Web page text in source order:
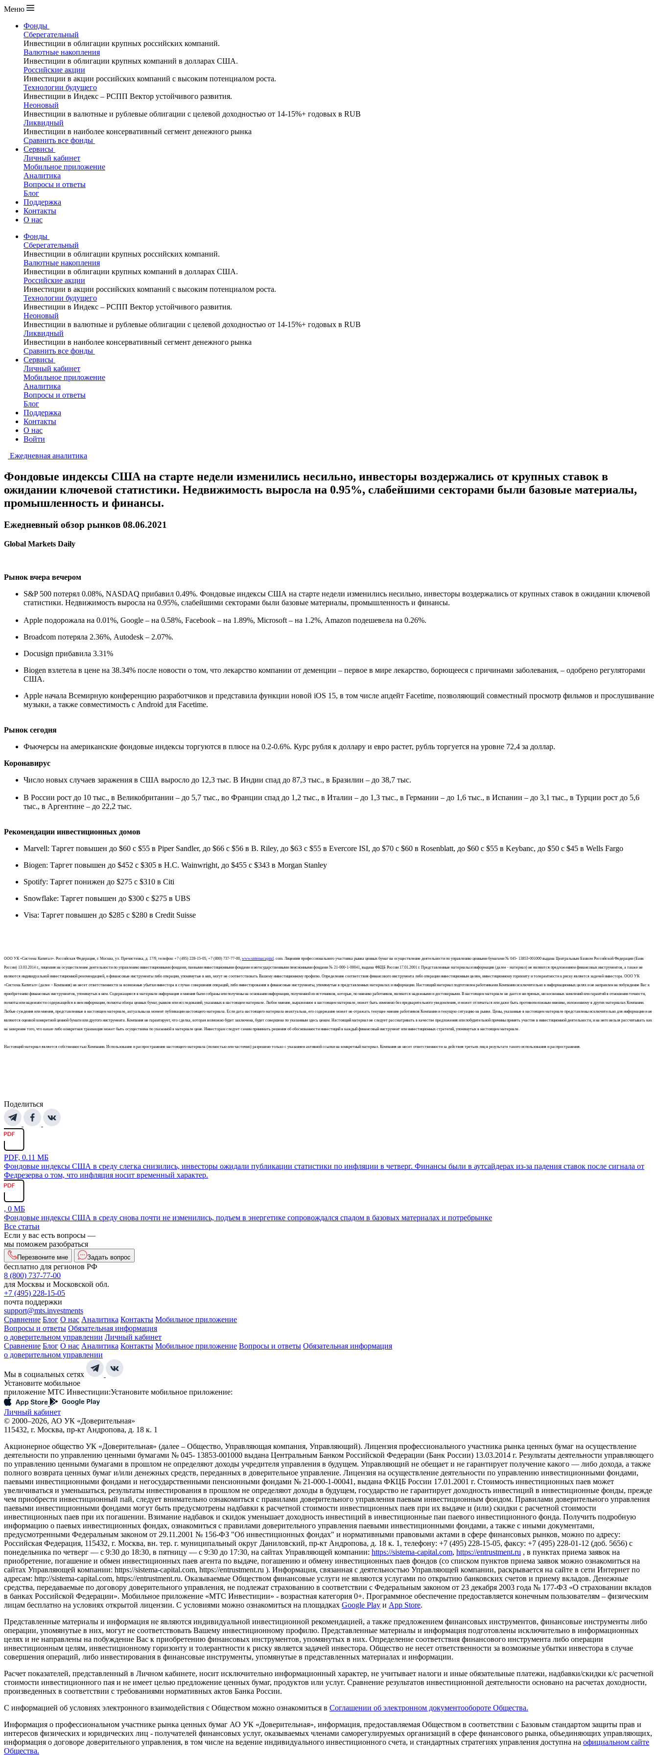
Меню
Фонды
Сберегательный
Инвестиции в облигации крупных российских компаний.
Валютные накопления
Инвестиции в облигации крупных компаний в долларах США.
Российские акции
Инвестиции в акции российских компаний с высоким потенциалом роста.
Технологии будущего
Инвестиции в Индекс – РСПП Вектор устойчивого развития.
Неоновый
Инвестиции в валютные и рублевые облигации с целевой доходностью от 14-15%+ годовых в RUB
Ликвидный
Инвестиции в наиболее консервативный сегмент денежного рынка
Сравнить все фонды
Сервисы
Личный кабинет
Мобильное приложение
Аналитика
Вопросы и ответы
Блог
Поддержка
Контакты
О нас
Фонды
Сберегательный
Инвестиции в облигации крупных российских компаний.
Валютные накопления
Инвестиции в облигации крупных компаний в долларах США.
Российские акции
Инвестиции в акции российских компаний с высоким потенциалом роста.
Технологии будущего
Инвестиции в Индекс – РСПП Вектор устойчивого развития.
Неоновый
Инвестиции в валютные и рублевые облигации с целевой доходностью от 14-15%+ годовых в RUB
Ликвидный
Инвестиции в наиболее консервативный сегмент денежного рынка
Сравнить все фонды
Сервисы
Личный кабинет
Мобильное приложение
Аналитика
Вопросы и ответы
Блог
Поддержка
Контакты
О нас
Войти
Ежедневная аналитика
Фондовые индексы США на старте недели изменились несильно, инвесторы воздержались от крупных ставок в
ожидании ключевой статистики. Недвижимость выросла на 0.95%, слабейшими секторами были базовые материалы,
промышленность и финансы.
Ежедневный обзор рынков 08.06.2021
Global Markets Daily
Рынок вчера вечером
S&P 500 потерял 0.08%, NASDAQ прибавил 0.49%. Фондовые индексы США на старте недели изменились несильно, инвесторы воздержались от крупных ставок в ожидании ключевой
статистики. Недвижимость выросла на 0.95%, слабейшими секторами были базовые материалы, промышленность и финансы.
Apple подорожала на 0.01%, Google – на 0.58%, Facebook – на 1.89%, Microsoft – на 1.2%, Amazon подешевела на 0.26%.
Broadcom потеряла 2.36%, Autodesk – 2.07%.
Docusign прибавила 3.31%
Biogen взлетела в цене на 38.34% после новости о том, что лекарство компании от деменции – первое в мире лекарство, борющееся с причинами заболевания, – одобрено регуляторами
США.
Apple начала Всемирную конференцию разработчиков и представила функции новой iOS 15, в том числе апдейт Facetime, позволяющий совместный просмотр фильмов и прослушивание
музыки, а также совместимость с Android для Facetime.
Рынок сегодня
Фьючерсы на американские фондовые индексы торгуются в плюсе на 0.2-0.6%. Курс рубля к доллару и евро растет, рубль торгуется на уровне 72,4 за доллар.
Коронавирус
Число новых случаев заражения в США выросло до 12,3 тыс. В Индии спад до 87,3 тыс., в Бразилии – до 38,7 тыс.
В России рост до 10 тыс., в Великобритании – до 5,7 тыс., во Франции спад до 1,2 тыс., в Италии – до 1,3 тыс., в Германии – до 1,6 тыс., в Испании – до 3,1 тыс., в Турции рост до 5,6
тыс., в Аргентине – до 22,2 тыс.
Рекомендации инвестиционных домов
Marvell: Таргет повышен до $60 с $55 в Piper Sandler, до $66 с $56 в B. Riley, до $63 с $55 в Evercore ISI, до $70 с $60 в Rosenblatt, до $60 с $55 в Keybanc, до $50 с $45 в Wells Fargo
Biogen: Таргет повышен до $452 с $305 в H.C. Wainwright, до $455 с $343 в Morgan Stanley
Spotify: Таргет понижен до $275 с $310 в Citi
Snowflake: Таргет повышен до $300 с $275 в UBS
Visa: Таргет повышен до $285 с $280 в Credit Suisse
ООО УК «Система Капитал». Российская Федерация, г. Москва, ул. Пречистенка, д. 17/9, телефон: +7 (495) 228-15-05, +7 (800) 737-77-00, www.sistemacapital . com. Лицензия профессионального участника рынка ценных бумаг на осуществление деятельности по управлению ценными бумагами № 045- 13853-001000 выдана Центральным Банком Российской Федерации (Банк
России) 13.03.2014 г., лицензия на осуществление деятельности по управлению инвестиционными фондами, паевыми инвестиционными фондами и негосударственными пенсионными фондами № 21-000-1-00041, выдана ФКЦБ России 17.01.2001 г. Представленные материалы и информация (далее - материал) не являются предложением финансовых инструментов, а также не
являются индивидуальной инвестиционной рекомендацией, и финансовые инструменты либо операции, упомянутые в них, могут не соответствовать Вашему инвестиционному профилю. Определение соответствия финансового инструмента либо операции инвестиционным целям, инвестиционному горизонту и толерантности к риску является задачей инвестора. ООО УК
«Система Капитал» (далее – Компания) не несет ответственности за возможные убытки инвестора в случае совершения операций, либо инвестирования в финансовые инструменты, упомянутые в представленных материалах и информации. Настоящий материал подготовлен работниками Компании исключительно в информационных целях и не направлен на побуждение Вас к
приобретению финансовых инструментов, упомянутых в нем. Содержащиеся в материале информация и мнения были собраны или получены на основании информации, полученной из источников, которые, по мнению работников, являются надежными и достоверными. В настоящем материале не дается ни прямых, ни косвенных заявлений или гарантий в отношении точности,
полноты или надежности содержащейся в нем информации, полноты обзора ценных бумаг, рынков или исследований, указанных в настоящем материале. Любое мнение, выраженное в настоящем материале, может быть изменено без предварительного уведомления, и может отличаться или даже быть противоположным мнению, изложенному в других материалах Компании.
Любые суждения или мнения, представленные в настоящем материале, актуальны на момент публикации настоящего материала. Если дата настоящего материала неактуальна, его содержание может не отражать текущее мнение работников Компании и текущую ситуацию на рынке. Цены, указанные в настоящем материале представлены исключительно для информации и не
являются оценкой конкретной ценной бумаги или другого инструмента. Компания не гарантирует, что сделка, которая возможно будет заключена, будет совершена по указанным здесь ценам. Настоящий материал не следует рассматривать в качестве предложения или побудительной причины принять участие в инвестиционной деятельности, и на него нельзя рассчитывать как
на заверение того, что какая-либо конкретная транзакция может быть осуществима по указанной в материале цене. Инвесторам следует самим принимать решения об обоснованности инвестиций в каждый финансовый инструмент или инвестиционных стратегий, упомянутых в настоящем материале.
Настоящий материал является собственностью Компании. Использование и распространение настоящего материала (полностью или частично) разрешено только с указанием активной ссылки на конкретный материал. Компания не несет ответственности за действия третьих лиц в результате такого использования и распространения.
Поделиться
PDF, 0.11 МБ
Фондовые индексы США в среду слегка снизились, инвесторы ожидали публикации статистики по инфляции в четверг. Финансы были в аутсайдерах из-за падения ставок после сигнала от
Федрезерва о том, что инфляция носит временный характер.
, 0 МБ
Фондовые индексы США в среду снова почти не изменились, подъем в энергетике сопровождался спадом в базовых материалах и потребрынке
Все статьи
Если у вас есть вопросы —
мы поможем разобраться
Перезвоните мне Задать вопрос
бесплатно для регионов РФ
8 (800) 737-77-00
для Москвы и Московской обл.
+7 (495) 228-15-05
почта поддержки
support@mts.investments
Сравнение Блог О нас Аналитика Контакты Мобильное приложение
Вопросы и ответы Обязательная информация
о доверительном управлении Личный кабинет
Сравнение Блог О нас Аналитика Контакты Мобильное приложение Вопросы и ответы Обязательная информация
о доверительном управлении
Мы в социальных сетях
Установите мобильное
приложение МТС Инвестиции:Установите мобильное приложение:
Личный кабинет
© 2000–2026, АО УК «Доверительная»
115432, г. Москва, пр-кт Андропова, д. 18 к. 1
Акционерное общество УК «Доверительная» (далее – Общество, Управляющая компания, Управляющий). Лицензия профессионального участника рынка ценных бумаг на осуществление
деятельности по управлению ценными бумагами № 045- 13853-001000 выдана Центральным Банком Российской Федерации (Банк России) 13.03.2014 г. Результаты деятельности управляющего
по управлению ценными бумагами в прошлом не определяют доходы учредителя управления в будущем. Управляющий не обещает и не гарантирует получение какого — либо дохода, а также
полного возврата ценных бумаг и/или денежных средств, переданных в доверительное управление. Лицензия на осуществление деятельности по управлению инвестиционными фондами,
паевыми инвестиционными фондами и негосударственными пенсионными фондами № 21-000-1-00041, выдана ФКЦБ России 17.01.2001 г. Стоимость инвестиционных паев может
увеличиваться и уменьшаться, результаты инвестирования в прошлом не определяют доходы в будущем, государство не гарантирует доходность инвестиций в инвестиционные фонды, прежде
чем приобрести инвестиционный пай, следует внимательно ознакомиться с правилами доверительного управления паевым инвестиционным фондом. Правилами доверительного управления
паевыми инвестиционными фондами могут быть предусмотрены надбавки к расчетной стоимости инвестиционных паев при их выдаче и (или) скидки с расчетной стоимости
инвестиционных паев при их погашении. Взимание надбавок и скидок уменьшает доходность инвестиций в инвестиционные паи паевого инвестиционного фонда. Получить подробную
информацию о паевых инвестиционных фондах, ознакомиться с правилами доверительного управления паевыми инвестиционными фондами, а также с иными документами,
предусмотренными Федеральным законом от 29.11.2001 № 156-ФЗ "Об инвестиционных фондах" и нормативными правовыми актами в сфере финансовых рынков, можно по адресу:
Российская Федерация, 115432, г. Москва, вн. тер. г. муниципальный округ Даниловский, пр-кт Андропова, д. 18 к. 1, телефону: +7 (495) 228-15-05, факсу: +7 (495) 228-01-12 (доб. 5656) с
понедельника по четверг — c 9:30 до 18:30, в пятницу — с 9:30 до 17:30, на сайтах Управляющей компании: https://sistema-capital.com, https://entrustment.ru , в пунктах приема заявок на
приобретение, погашение и обмен инвестиционных паев агента по выдаче, погашению и обмену инвестиционных паев фондов (со списком пунктов приема заявок можно ознакомиться на
сайтах Управляющей компании: https://sistema-capital.com, https://entrustment.ru ). Информация, связанная с деятельностью Управляющей компании, раскрывается на сайте в сети Интернет по
адресам: http://sistema-capital.com, https://entrustment.ru. Оказываемые Обществом финансовые услуги не являются услугами по открытию банковских счетов и приему вкладов. Денежные
средства, передаваемые по договору доверительного управления, не подлежат страхованию в соответствии с Федеральным законом от 23 декабря 2003 года № 177-ФЗ «О страховании вкладов
в банках Российской Федерации». Мобильное приложение «МТС Инвестиции» - возрастная категория 0+. Программное обеспечение предоставляется конечным пользователям – физическим
лицам бесплатно на условиях открытой лицензии. С условиями можно ознакомиться на площадках Google Play и App Store.
Представленные материалы и информация не являются индивидуальной инвестиционной рекомендацией, а также предложением финансовых инструментов, финансовые инструменты либо
операции, упомянутые в них, могут не соответствовать Вашему инвестиционному профилю. Представленные материалы и информация подготовлены исключительно в информационных
целях и не направлены на побуждение Вас к приобретению финансовых инструментов, упомянутых в них. Определение соответствия финансового инструмента либо операции
инвестиционным целям, инвестиционному горизонту и толерантности к риску является задачей инвестора. Общество не несет ответственности за возможные убытки инвестора в случае
совершения операций, либо инвестирования в финансовые инструменты, упомянутые в представленных материалах и информации.
Расчет показателей, представленный в Личном кабинете, носит исключительно информационный характер, не учитывает налоги и иные обязательные платежи, надбавки/скидки к/с расчетной
стоимости инвестиционного пая и не имеет целью предложение ценных бумаг, продуктов или услуг. Сравнение результатов инвестиционной деятельности основано на расчетах доходности,
произведенных в соответствии с требованиями нормативных актов Банка России.
С информацией об условиях электронного взаимодействия с Обществом можно ознакомиться в Соглашении об электронном документообороте Общества.
Информация о профессиональном участнике рынка ценных бумаг АО УК «Доверительная», информация, предоставляемая Обществом в соответствии с Базовым стандартом защиты прав и
интересов физических и юридических лиц - получателей финансовых услуг, оказываемых членами саморегулируемых организаций в сфере финансового рынка, объединяющих управляющих,
информация о договоре доверительного управления, в том числе на ведение индивидуального инвестиционного счета, и стандартных стратегиях управления доступна на официальном сайте
Общества.